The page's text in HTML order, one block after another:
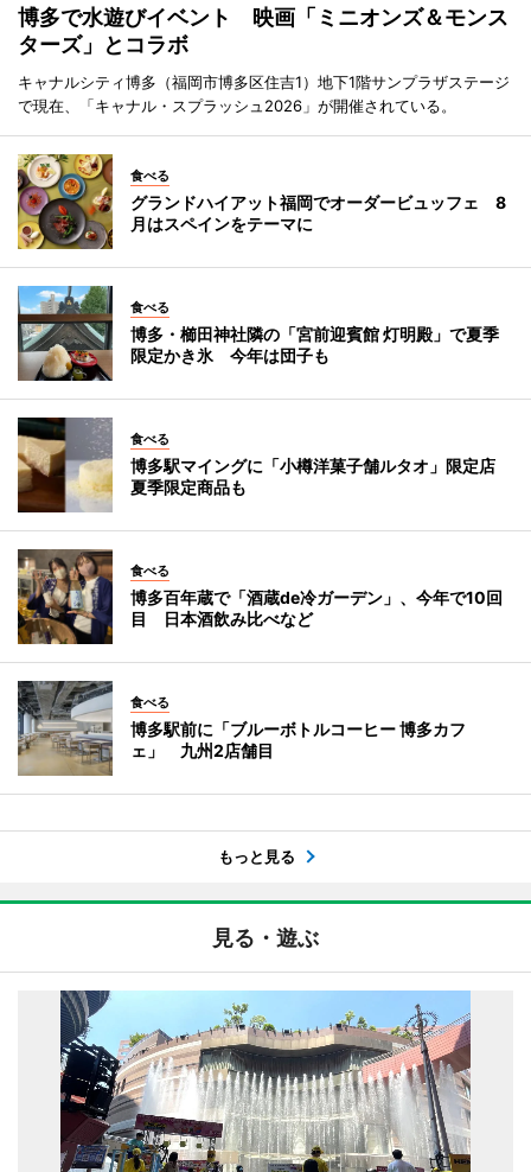
博多で水遊びイベント 映画「ミニオンズ＆モンス
ターズ」とコラボ
キャナルシティ博多（福岡市博多区住吉1）地下1階サンプラザステージ
で現在、「キャナル・スプラッシュ2026」が開催されている。
食べる
グランドハイアット福岡でオーダービュッフェ 8
月はスペインをテーマに
食べる
博多・櫛田神社隣の「宮前迎賓館 灯明殿」で夏季
限定かき氷 今年は団子も
食べる
博多駅マイングに「小樽洋菓子舗ルタオ」限定店
夏季限定商品も
食べる
博多百年蔵で「酒蔵de冷ガーデン」、今年で10回
目 日本酒飲み比べなど
食べる
博多駅前に「ブルーボトルコーヒー 博多カフ
ェ」 九州2店舗目
もっと見る
見る・遊ぶ